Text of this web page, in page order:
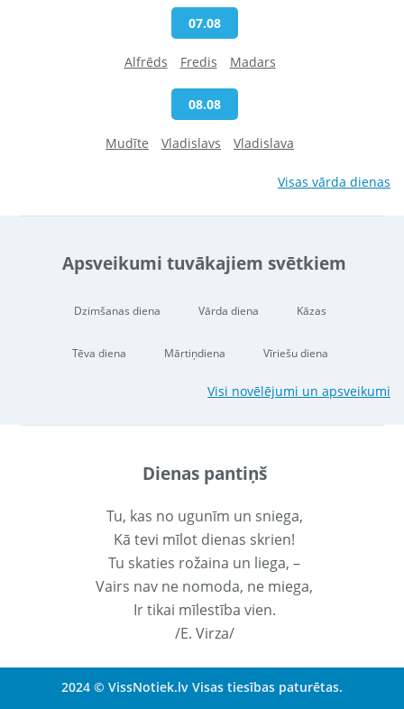
07.08
Alfrēds Fredis Madars
08.08
Mudīte Vladislavs Vladislava
Visas vārda dienas
Apsveikumi tuvākajiem svētkiem
Dzimšanas diena Vārda diena Kāzas
Tēva diena Mārtiņdiena Vīriešu diena
Visi novēlējumi un apsveikumi
Dienas pantiņš
Tu, kas no ugunīm un sniega,
Kā tevi mīlot dienas skrien!
Tu skaties rožaina un liega, –
Vairs nav ne nomoda, ne miega,
Ir tikai mīlestība vien.
/E. Virza/
2024 © VissNotiek.lv Visas tiesības paturētas.